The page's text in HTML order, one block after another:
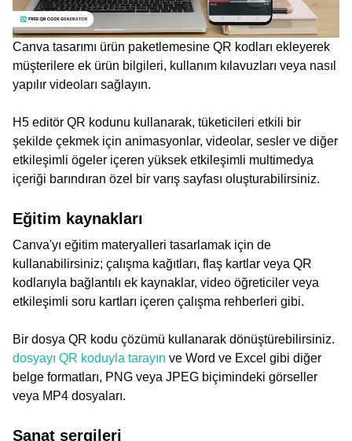
Canva tasarımı ürün paketlemesine QR kodları ekleyerek
müşterilere ek ürün bilgileri, kullanım kılavuzları veya nasıl
yapılır videoları sağlayın.
H5 editör QR kodunu kullanarak, tüketicileri etkili bir
şekilde çekmek için animasyonlar, videolar, sesler ve diğer
etkileşimli ögeler içeren yüksek etkileşimli multimedya
içeriği barındıran özel bir varış sayfası oluşturabilirsiniz.
Eğitim kaynakları
Canva'yı eğitim materyalleri tasarlamak için de
kullanabilirsiniz; çalışma kağıtları, flaş kartlar veya QR
kodlarıyla bağlantılı ek kaynaklar, video öğreticiler veya
etkileşimli soru kartları içeren çalışma rehberleri gibi.
Bir dosya QR kodu çözümü kullanarak dönüştürebilirsiniz.
dosyayı QR koduyla tarayın ve Word ve Excel gibi diğer
belge formatları, PNG veya JPEG biçimindeki görseller
veya MP4 dosyaları.
Sanat sergileri